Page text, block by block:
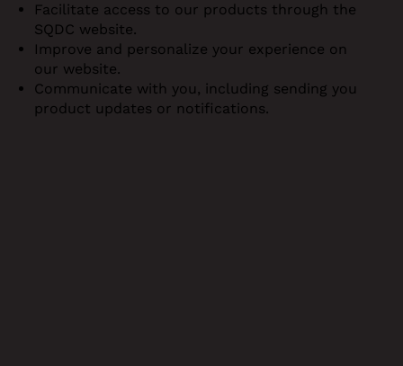
Facilitate access to our products through the
SQDC website.
Improve and personalize your experience on
our website.
Communicate with you, including sending you
product updates or notifications.